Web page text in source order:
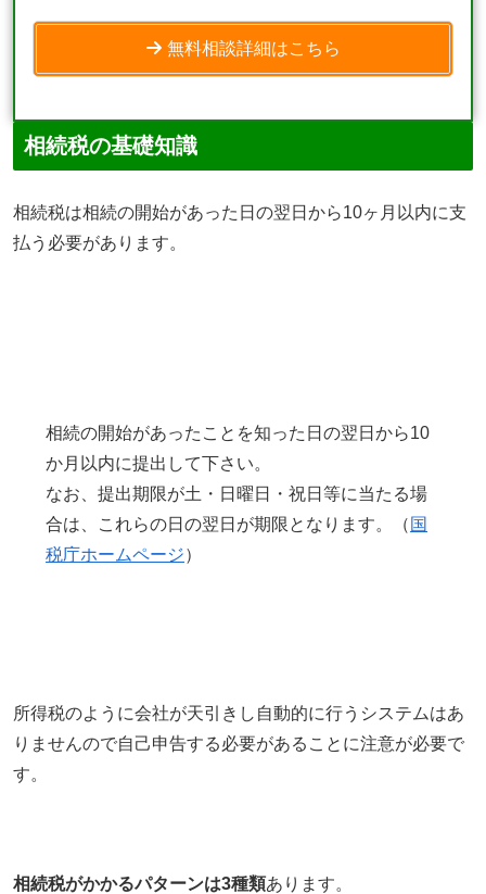
無料相談詳細はこちら
相続税の基礎知識
相続税は相続の開始があった日の翌日から10ヶ月以内に支
払う必要があります。
相続の開始があったことを知った日の翌日から10
か月以内に提出して下さい。
なお、提出期限が土・日曜日・祝日等に当たる場
合は、これらの日の翌日が期限となります。（ 国
税庁ホームページ）
所得税のように会社が天引きし自動的に行うシステムはあ
りませんので自己申告する必要があることに注意が必要で
す。
相続税がかかるパターンは3種類あります。